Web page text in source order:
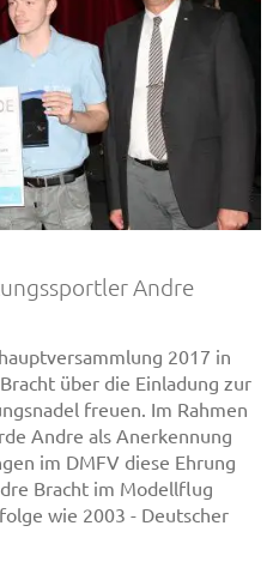
Andre
2017 in
über die Einladung zur
freuen. Im Rahmen
Andre als Anerkennung
im DMFV diese Ehrung
Bracht im Modellflug
wie 2003 - Deutscher